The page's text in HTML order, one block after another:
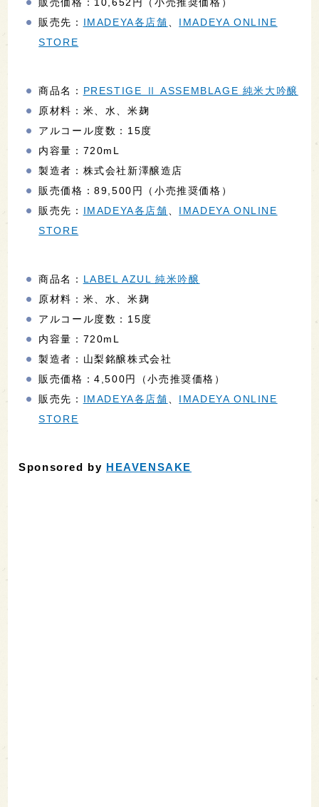
販売先： IMADEYA各店舗
IMADEYA ONLINE
STORE
商品名： PRESTIGE Ⅱ ASSEMBLAGE 純米大吟醸
原材料：米、水、米麹
アルコール度数：15度
内容量：720mL
製造者：株式会社新澤醸造店
販売価格：89,500円（小売推奨価格）
販売先： IMADEYA各店舗
IMADEYA ONLINE
STORE
商品名： LABEL AZUL 純米吟醸
原材料：米、水、米麹
アルコール度数：15度
内容量：720mL
製造者：山梨銘醸株式会社
販売価格：4,500円（小売推奨価格）
販売先： IMADEYA各店舗
IMADEYA ONLINE
STORE
Sponsored by HEAVENSAKE